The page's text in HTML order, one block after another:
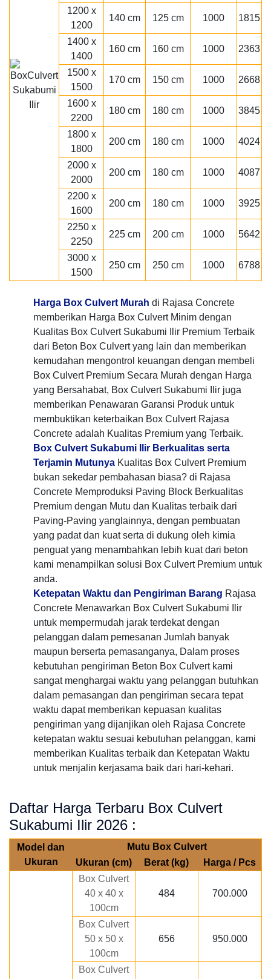
1200 x
1200
140 cm 125 cm 1000 1815
1400 x
1400
160 cm 160 cm 1000 2363
1500 x
1500
170 cm 150 cm 1000 2668
1600 x
2200
180 cm 180 cm 1000 3845
1800 x
1800
200 cm 180 cm 1000 4024
2000 x
2000
200 cm 180 cm 1000 4087
2200 x
1600
200 cm 180 cm 1000 3925
2250 x
2250
225 cm 200 cm 1000 5642
3000 x
1500
250 cm 250 cm 1000 6788
Harga Box Culvert Murah di Rajasa Concrete
memberikan Harga Box Culvert Minim dengan
Kualitas Box Culvert Sukabumi Ilir Premium Terbaik
dari Beton Box Culvert yang lain dan memberikan
kemudahan mengontrol keuangan dengan membeli
Box Culvert Premium Secara Murah dengan Harga
yang Bersahabat, Box Culvert Sukabumi Ilir juga
memberikan Penawaran Garansi Produk untuk
membuktikan keterbaikan Box Culvert Rajasa
Concrete adalah Kualitas Premium yang Terbaik.
Box Culvert Sukabumi Ilir Berkualitas serta
Terjamin Mutunya Kualitas Box Culvert Premium
bukan sekedar pembahasan biasa? di Rajasa
Concrete Memproduksi Paving Block Berkualitas
Premium dengan Mutu dan Kualitas terbaik dari
Paving-Paving yanglainnya, dengan pembuatan
yang padat dan kuat serta di dukung oleh kimia
penguat yang menambahkan lebih kuat dari beton
kami menampilkan solusi Box Culvert Premium untuk
anda.
Ketepatan Waktu dan Pengiriman Barang Rajasa
Concrete Menawarkan Box Culvert Sukabumi Ilir
untuk mempermudah jarak terdekat dengan
pelanggan dalam pemesanan Jumlah banyak
maupun berserta pemasanganya, Dalam proses
kebutuhan pengiriman Beton Box Culvert kami
sangat menghargai waktu yang pelanggan butuhkan
dalam pemasangan dan pengiriman secara tepat
waktu dapat memberikan kepuasan kualitas
pengiriman yang dijanjikan oleh Rajasa Concrete
ketepatan waktu sesuai kebutuhan pelanggan, kami
memberikan Kualitas terbaik dan Ketepatan Waktu
untuk menjalin kerjasama baik dari hari-kehari.
Daftar Harga Terbaru Box Culvert
Sukabumi Ilir 2026 :
Model dan
Ukuran
Mutu Box Culvert
Ukuran (cm)
Berat (kg)
Harga / Pcs
Box Culvert
40 x 40 x
100cm
484 700.000
Box Culvert
50 x 50 x
100cm
656 950.000
Box Culvert